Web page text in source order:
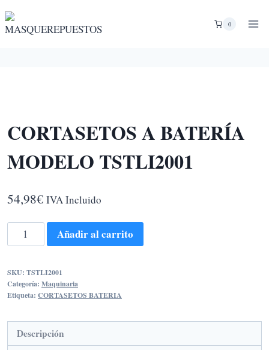
al
0
CORTASETOS A BATERÍA
MODELO TSTLI2001
54,98€ IVA Incluido
CORTASETOS
A
MODELO
TSTLI2001
Añadir al carrito
SKU: TSTLI2001
Categoría: Maquinaria
Etiqueta: CORTASETOS BATERIA
Descripción